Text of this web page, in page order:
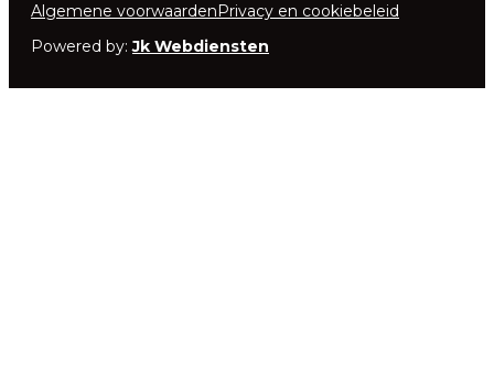
Algemene voorwaarden Privacy en cookiebeleid
Powered by:Jk Webdiensten